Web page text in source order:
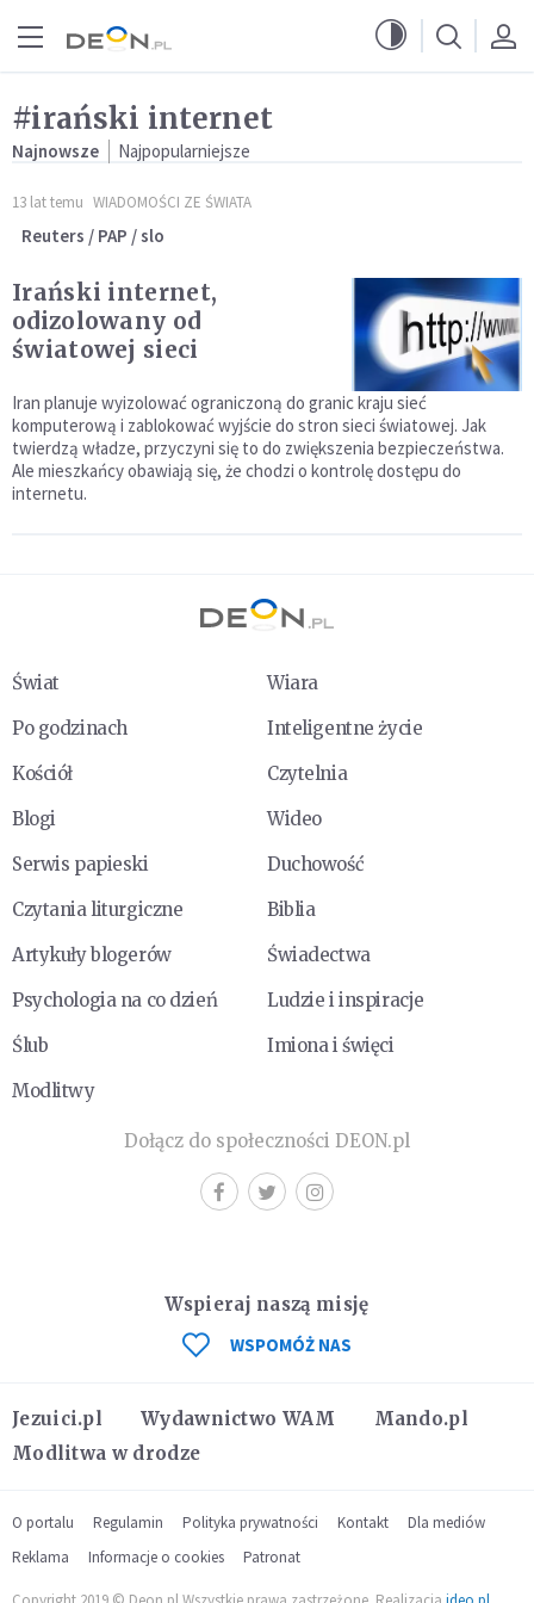
#irański internet
Najnowsze Najpopularniejsze
13 lat temu WIADOMOŚCI ZE ŚWIATA
Reuters / PAP / slo
Irański internet,
odizolowany od
światowej sieci
Iran planuje wyizolować ograniczoną do granic kraju sieć
komputerową i zablokować wyjście do stron sieci światowej. Jak
twierdzą władze, przyczyni się to do zwiększenia bezpieczeństwa.
Ale mieszkańcy obawiają się, że chodzi o kontrolę dostępu do
internetu.
Świat
Wiara
Po godzinach
Inteligentne życie
Kościół
Czytelnia
Blogi
Wideo
Serwis papieski
Duchowość
Czytania liturgiczne
Biblia
Artykuły blogerów
Świadectwa
Psychologia na co dzień
Ludzie i inspiracje
Ślub
Imiona i święci
Modlitwy
Dołącz do społeczności DEON.pl
Jezuici.pl Wydawnictwo WAM
Mando.pl
Modlitwa w drodze
Wspieraj naszą misję
WSPOMÓŻ NAS
O portalu Regulamin Polityka prywatności Kontakt
Dla mediów
Reklama
Informacje o cookies Patronat